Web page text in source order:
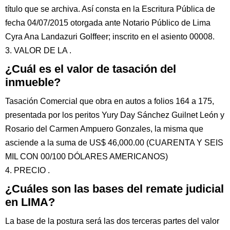
título que se archiva. Así consta en la Escritura Pública de
fecha 04/07/2015 otorgada ante Notario Público de Lima
Cyra Ana Landazuri Golffeer; inscrito en el asiento 00008.
3. VALOR DE LA .
¿Cuál es el valor de tasación del
inmueble?
Tasación Comercial que obra en autos a folios 164 a 175,
presentada por los peritos Yury Day Sánchez Guilnet León y
Rosario del Carmen Ampuero Gonzales, la misma que
asciende a la suma de US$ 46,000.00 (CUARENTA Y SEIS
MIL CON 00/100 DÓLARES AMERICANOS)
4. PRECIO .
¿Cuáles son las bases del remate judicial
en LIMA?
La base de la postura será las dos terceras partes del valor